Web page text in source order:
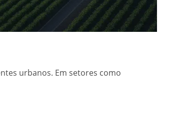
urbanos. Em setores como